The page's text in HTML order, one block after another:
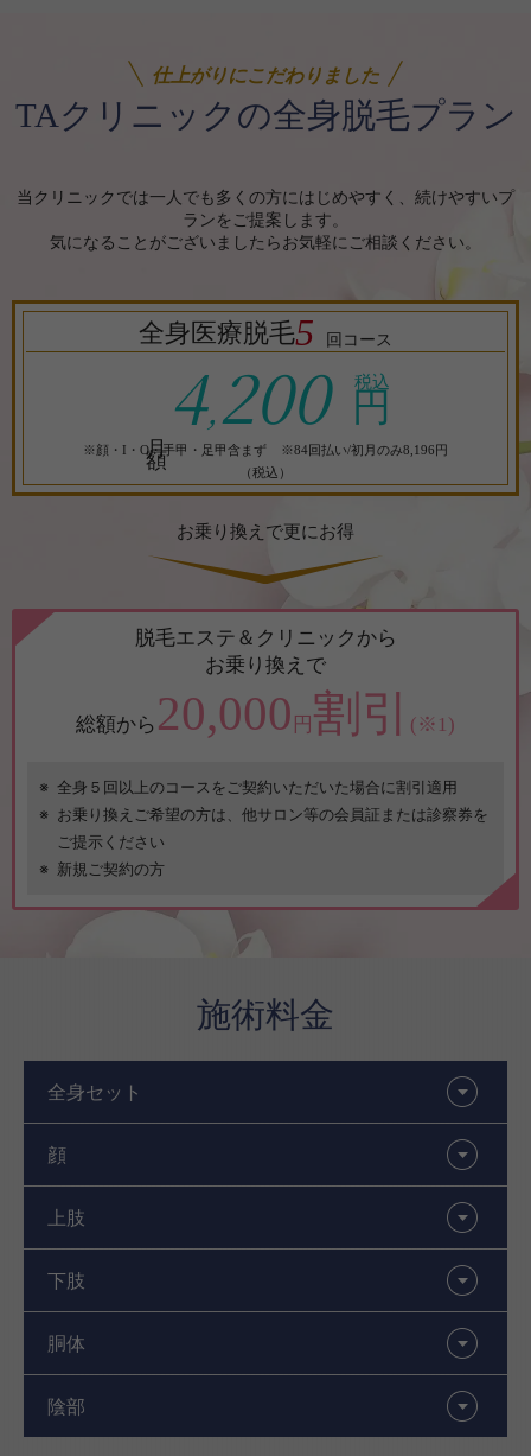
仕上がりにこだわりました
TAクリニックの全身脱毛プラン
当クリニックでは一人でも多くの方にはじめやすく、続けやすいプ
ランをご提案します。
気になることがございましたらお気軽にご相談ください。
全身医療脱毛5 回コース
4,200 税込
円
※顔・I・O・手甲・足甲含まず ※84回払い/初月のみ8,196円
（税込）
お乗り換えで更にお得
脱毛エステ＆クリニックから
お乗り換えで
総額から 20,000 円 割引 (※1)
全身５回以上のコースをご契約いただいた場合に割引適用
お乗り換えご希望の方は、他サロン等の会員証または診察券を
ご提示ください
新規ご契約の方
施術料金
全身セット
顔
上肢
下肢
胴体
陰部